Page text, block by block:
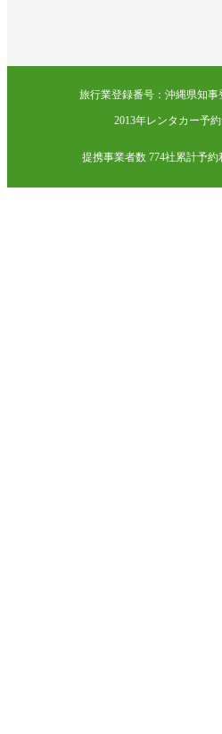
旅行業登録番号：沖縄県知事
2013年レンタカー予
提携事業者数 774社累計予約